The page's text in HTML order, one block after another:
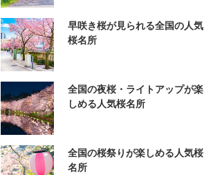
早咲き桜が見られる全国の人気
桜名所
全国の夜桜・ライトアップが楽
しめる人気桜名所
全国の桜祭りが楽しめる人気桜
名所